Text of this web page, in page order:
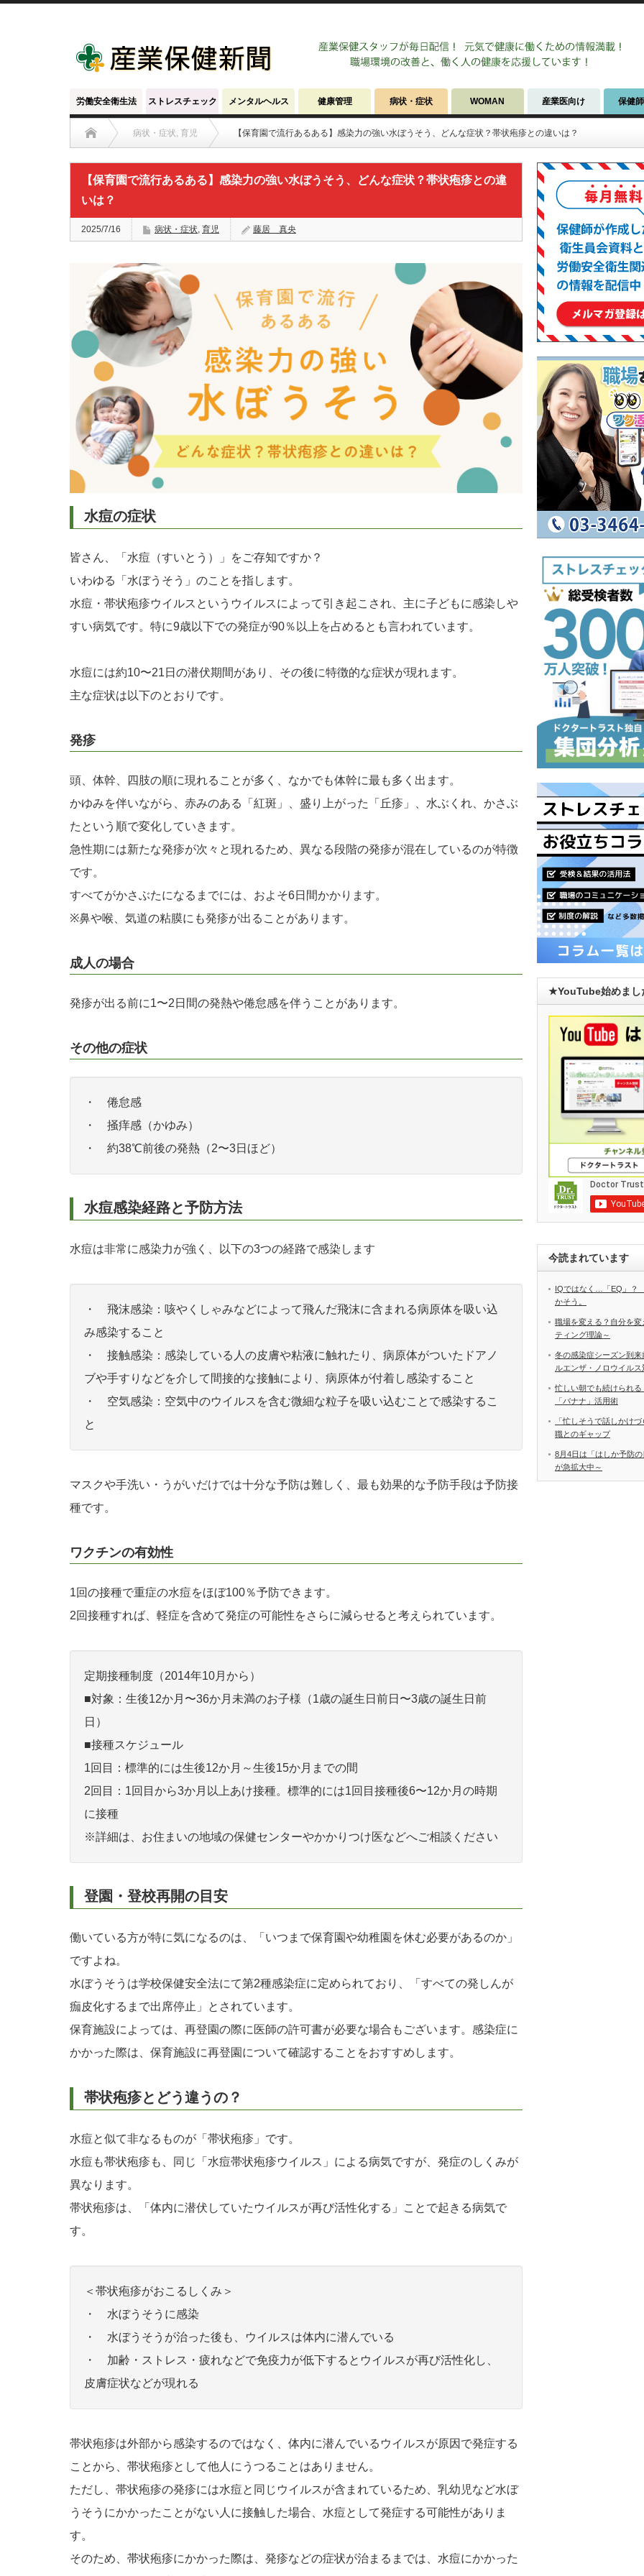
労働安全衛生法 ストレスチェック メンタルヘルス 健康管理 病状・症状 WOMAN 産業医向け 保健
病状・症状, 育児 【保育園で流行あるある】感染力の強い水ぼうそう、どんな症状？帯状疱疹との違いは？
【保育園で流行あるある】感染力の強い水ぼうそう、どんな症状？帯状疱疹との違
いは？
2025/7/16 病状・症状, 育児 藤居 真央
水痘の症状
皆さん、「水痘（すいとう）」をご存知ですか？
いわゆる「水ぼうそう」のことを指します。
水痘・帯状疱疹ウイルスというウイルスによって引き起こされ、主に子どもに感染しや
すい病気です。特に9歳以下での発症が90％以上を占めるとも言われています。
水痘には約10〜21日の潜伏期間があり、その後に特徴的な症状が現れます。
主な症状は以下のとおりです。
発疹
頭、体幹、四肢の順に現れることが多く、なかでも体幹に最も多く出ます。
かゆみを伴いながら、赤みのある「紅斑」、盛り上がった「丘疹」、水ぶくれ、かさぶ
たという順で変化していきます。
急性期には新たな発疹が次々と現れるため、異なる段階の発疹が混在しているのが特徴
です。
すべてがかさぶたになるまでには、およそ6日間かかります。
※鼻や喉、気道の粘膜にも発疹が出ることがあります。
成人の場合
発疹が出る前に1〜2日間の発熱や倦怠感を伴うことがあります。
その他の症状
・ 倦怠感
・ 掻痒感（かゆみ）
・ 約38℃前後の発熱（2〜3日ほど）
水痘感染経路と予防方法
水痘は非常に感染力が強く、以下の3つの経路で感染します
・ 飛沫感染：咳やくしゃみなどによって飛んだ飛沫に含まれる病原体を吸い込
み感染すること
・ 接触感染：感染している人の皮膚や粘液に触れたり、病原体がついたドアノ
ブや手すりなどを介して間接的な接触により、病原体が付着し感染すること
・ 空気感染：空気中のウイルスを含む微細な粒子を吸い込むことで感染するこ
と
マスクや手洗い・うがいだけでは十分な予防は難しく、最も効果的な予防手段は予防接
種です。
ワクチンの有効性
1回の接種で重症の水痘をほぼ100％予防できます。
2回接種すれば、軽症を含めて発症の可能性をさらに減らせると考えられています。
定期接種制度（2014年10月から）
■対象：生後12か月〜36か月未満のお子様（1歳の誕生日前日〜3歳の誕生日前
日）
■接種スケジュール
1回目：標準的には生後12か月～生後15か月までの間
2回目：1回目から3か月以上あけ接種。標準的には1回目接種後6〜12か月の時期
に接種
※詳細は、お住まいの地域の保健センターやかかりつけ医などへご相談ください
登園・登校再開の目安
働いている方が特に気になるのは、「いつまで保育園や幼稚園を休む必要があるのか」
ですよね。
水ぼうそうは学校保健安全法にて第2種感染症に定められており、「すべての発しんが
痂皮化するまで出席停止」とされています。
保育施設によっては、再登園の際に医師の許可書が必要な場合もございます。感染症に
かかった際は、保育施設に再登園について確認することをおすすめします。
帯状疱疹とどう違うの？
水痘と似て非なるものが「帯状疱疹」です。
水痘も帯状疱疹も、同じ「水痘帯状疱疹ウイルス」による病気ですが、発症のしくみが
異なります。
帯状疱疹は、「体内に潜伏していたウイルスが再び活性化する」ことで起きる病気で
す。
＜帯状疱疹がおこるしくみ＞
・ 水ぼうそうに感染
・ 水ぼうそうが治った後も、ウイルスは体内に潜んでいる
・ 加齢・ストレス・疲れなどで免疫力が低下するとウイルスが再び活性化し、
皮膚症状などが現れる
帯状疱疹は外部から感染するのではなく、体内に潜んでいるウイルスが原因で発症する
ことから、帯状疱疹として他人にうつることはありません。
ただし、帯状疱疹の発疹には水痘と同じウイルスが含まれているため、乳幼児など水ぼ
うそうにかかったことがない人に接触した場合、水痘として発症する可能性がありま
す。
そのため、帯状疱疹にかかった際は、発疹などの症状が治まるまでは、水痘にかかった
★YouTube始めま
今読まれています
IQではなく…「EQ」？
かそう。
職場を変える？自分を
ティング理論～
冬の感染症シーズン到
ルエンザ・ノロウイルス
忙しい朝でも続けられ
「バナナ」活用術
「忙しそうで話しかけ
職とのギャップ
8月4日は「はしか予防
が急拡大中～